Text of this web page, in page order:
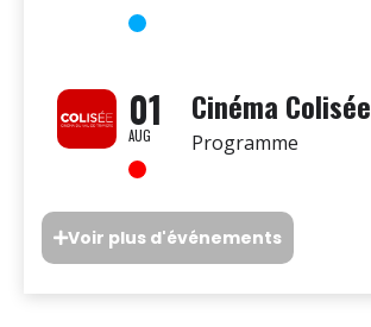
01
AUG
Cinéma Colisée
Programme
Voir plus d'événements